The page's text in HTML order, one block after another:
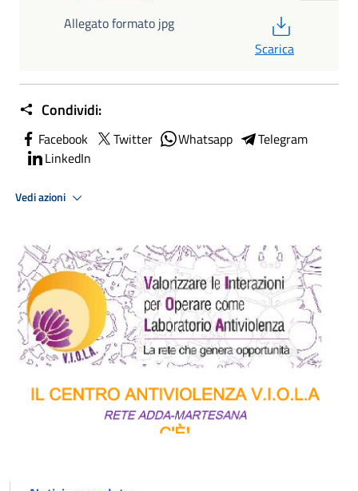
Allegato formato jpg
Scarica
Condividi:
Facebook Twitter Whatsapp
Telegram
LinkedIn
Vedi azioni